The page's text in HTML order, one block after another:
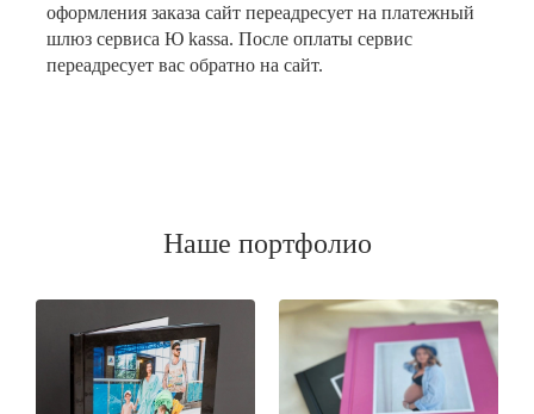
оформления заказа сайт переадресует на платежный
шлюз сервиса Ю kassa. После оплаты сервис
переадресует вас обратно на сайт.
Наше портфолио